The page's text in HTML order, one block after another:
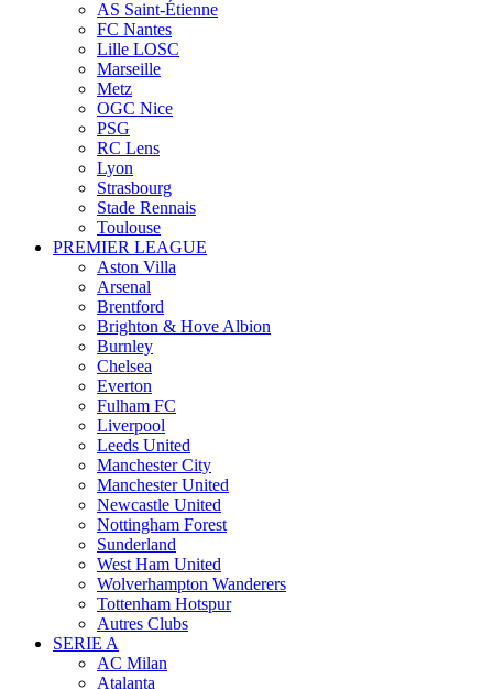
AS Saint-Étienne
FC Nantes
Lille LOSC
Marseille
Metz
OGC Nice
PSG
RC Lens
Lyon
Strasbourg
Stade Rennais
Toulouse
PREMIER LEAGUE
Aston Villa
Arsenal
Brentford
Brighton & Hove Albion
Burnley
Chelsea
Everton
Fulham FC
Liverpool
Leeds United
Manchester City
Manchester United
Newcastle United
Nottingham Forest
Sunderland
West Ham United
Wolverhampton Wanderers
Tottenham Hotspur
Autres Clubs
SERIE A
AC Milan
Atalanta